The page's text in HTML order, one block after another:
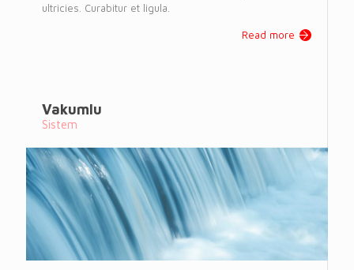
ultricies. Curabitur et ligula.
Read more
Vakumlu
Sistem